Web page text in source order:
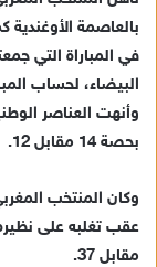
ر
ي
د
ا
ل
ك
في المباراة التي
البيضاء، لحساب
وأنهت العناصر
بحصة 14 مقابل 12.
وكان المنتخب
مقابل 37.